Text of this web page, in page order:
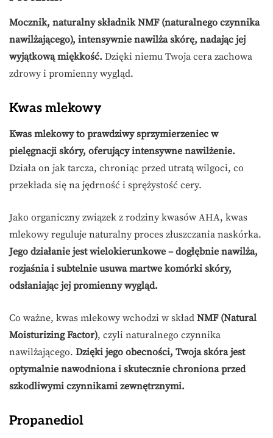
Mocznik, naturalny składnik NMF (naturalnego czynnika
nawilżającego), intensywnie nawilża skórę, nadając jej
wyjątkową miękkość. Dzięki niemu Twoja cera zachowa
zdrowy i promienny wygląd.
Kwas mlekowy
Kwas mlekowy to prawdziwy sprzymierzeniec w
pielęgnacji skóry, oferujący intensywne nawilżenie.
Działa on jak tarcza, chroniąc przed utratą wilgoci, co
przekłada się na jędrność i sprężystość cery.
Jako organiczny związek z rodziny kwasów AHA, kwas
mlekowy reguluje naturalny proces złuszczania naskórka.
Jego działanie jest wielokierunkowe – dogłębnie nawilża,
rozjaśnia i subtelnie usuwa martwe komórki skóry,
odsłaniając jej promienny wygląd.
Co ważne, kwas mlekowy wchodzi w skład NMF (Natural
Moisturizing Factor), czyli naturalnego czynnika
nawilżającego. Dzięki jego obecności, Twoja skóra jest
optymalnie nawodniona i skutecznie chroniona przed
szkodliwymi czynnikami zewnętrznymi.
Propanediol